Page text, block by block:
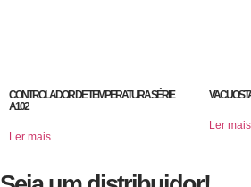
CONTROLADOR DE TEMPERATURA SÉRIE
A102
Ler mais
Ler mais